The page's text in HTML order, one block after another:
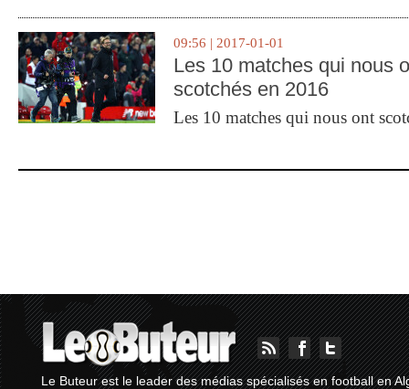
09:56 | 2017-01-01
Les 10 matches qui nous
scotchés en 2016
Les 10 matches qui nous ont
Le Buteur est le leader des médias spécialisés en football en